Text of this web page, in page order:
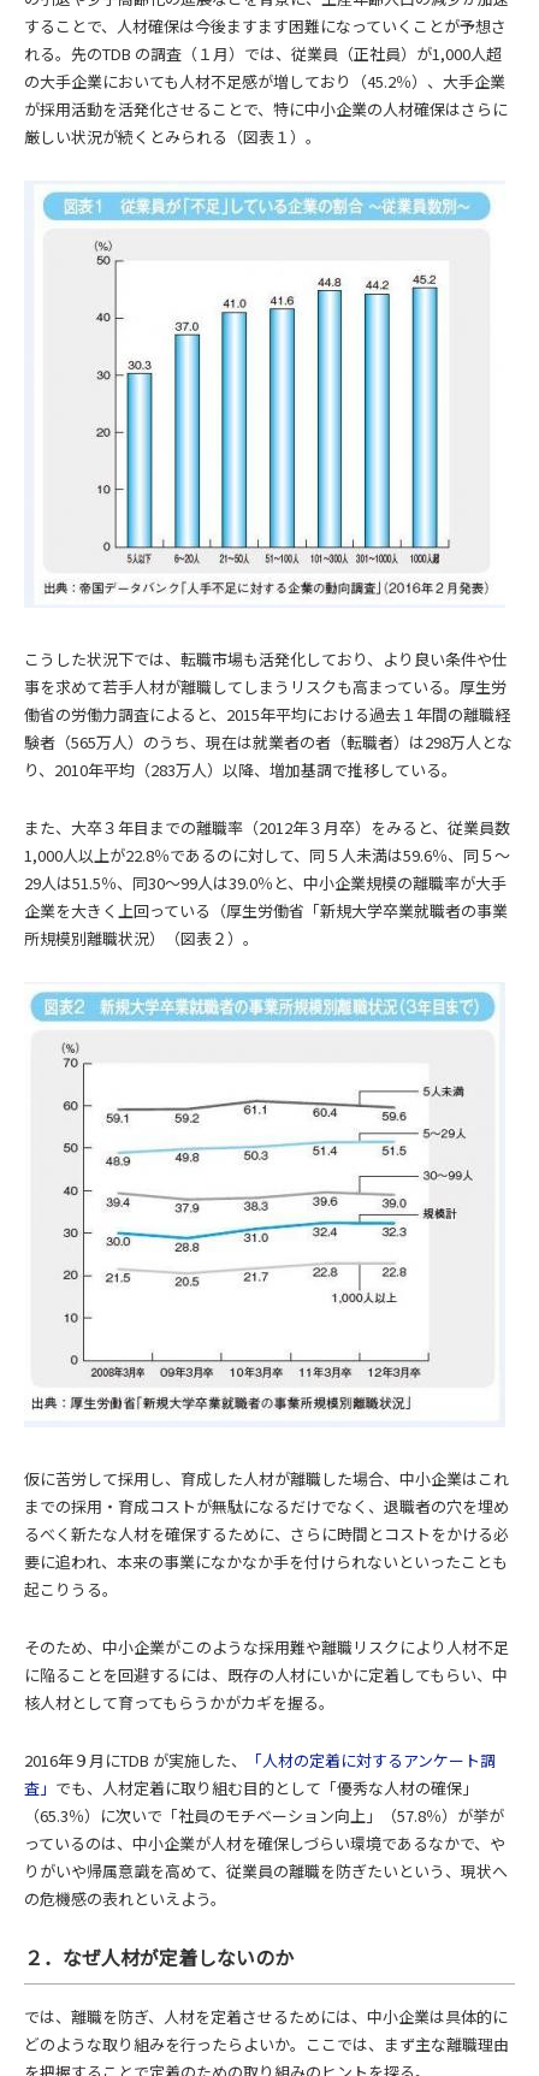
することで、人材確保は今後ますます困難になっていくことが予想さ
れる。先のTDB の調査（１月）では、従業員（正社員）が1,000人超
の大手企業においても人材不足感が増しており（45.2％）、大手企業
が採用活動を活発化させることで、特に中小企業の人材確保はさらに
厳しい状況が続くとみられる（図表１）。
こうした状況下では、転職市場も活発化しており、より良い条件や仕
事を求めて若手人材が離職してしまうリスクも高まっている。厚生労
働省の労働力調査によると、2015年平均における過去１年間の離職経
験者（565万人）のうち、現在は就業者の者（転職者）は298万人とな
り、2010年平均（283万人）以降、増加基調で推移している。
また、大卒３年目までの離職率（2012年３月卒）をみると、従業員数
1,000人以上が22.8％であるのに対して、同５人未満は59.6％、同５～
29人は51.5％、同30～99人は39.0％と、中小企業規模の離職率が大手
企業を大きく上回っている（厚生労働省「新規大学卒業就職者の事業
所規模別離職状況）（図表２）。
仮に苦労して採用し、育成した人材が離職した場合、中小企業はこれ
までの採用・育成コストが無駄になるだけでなく、退職者の穴を埋め
るべく新たな人材を確保するために、さらに時間とコストをかける必
要に追われ、本来の事業になかなか手を付けられないといったことも
起こりうる。
そのため、中小企業がこのような採用難や離職リスクにより人材不足
に陥ることを回避するには、既存の人材にいかに定着してもらい、中
核人材として育ってもらうかがカギを握る。
2016年９月にTDB が実施した、
「人材の定着に対するアンケート調
査」 でも、人材定着に取り組む目的として「優秀な人材の確保」
（65.3％）に次いで「社員のモチベーション向上」（57.8％）が挙が
っているのは、中小企業が人材を確保しづらい環境であるなかで、や
りがいや帰属意識を高めて、従業員の離職を防ぎたいという、現状へ
の危機感の表れといえよう。
２．なぜ人材が定着しないのか
では、離職を防ぎ、人材を定着させるためには、中小企業は具体的に
どのような取り組みを行ったらよいか。ここでは、まず主な離職理由